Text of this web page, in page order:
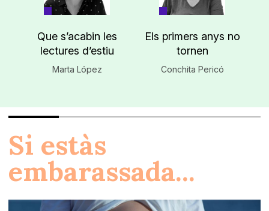
Que s’acabin les
lectures d’estiu
Marta López
Els primers anys no
tornen
Conchita Pericó
Si estàs
embarassada...